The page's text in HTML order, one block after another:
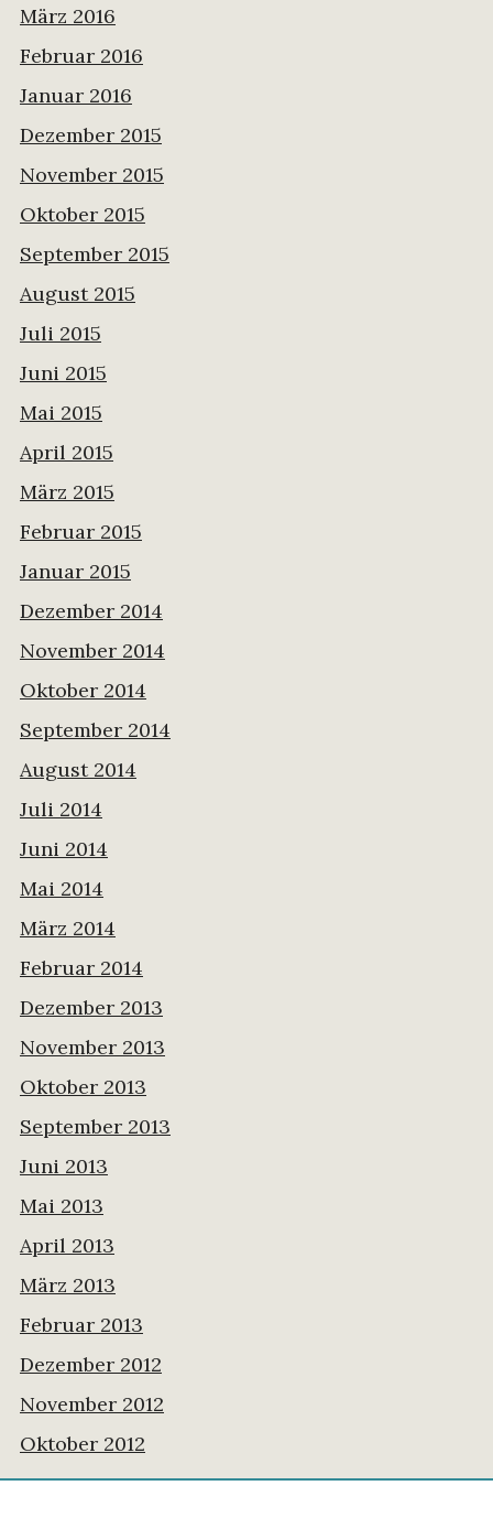
März 2016
Februar 2016
Januar 2016
Dezember 2015
November 2015
Oktober 2015
September 2015
August 2015
Juli 2015
Juni 2015
Mai 2015
April 2015
März 2015
Februar 2015
Januar 2015
Dezember 2014
November 2014
Oktober 2014
September 2014
August 2014
Juli 2014
Juni 2014
Mai 2014
März 2014
Februar 2014
Dezember 2013
November 2013
Oktober 2013
September 2013
Juni 2013
Mai 2013
April 2013
März 2013
Februar 2013
Dezember 2012
November 2012
Oktober 2012